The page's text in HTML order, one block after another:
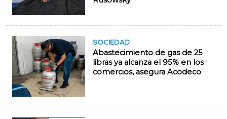
SOCIEDAD
Abastecimiento de gas de 25
libras ya alcanza el 95% en los
comercios, asegura Acodeco